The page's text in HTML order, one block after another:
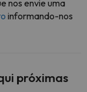
nos envie uma
informando-nos
próximas